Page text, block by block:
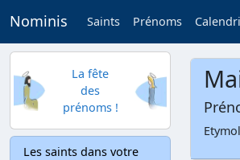
Nominis Saints Prénoms
La fête
des
prénoms !
Les saints dans votre